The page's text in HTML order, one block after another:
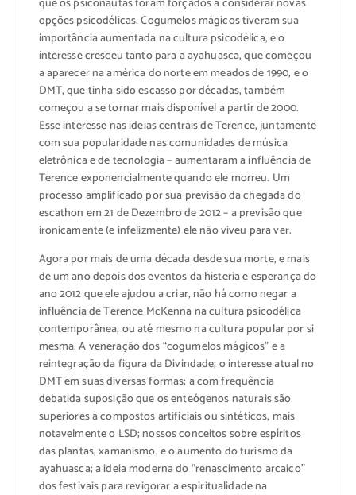
que os psiconautas foram forçados a considerar novas
opções psicodélicas. Cogumelos mágicos tiveram sua
importância aumentada na cultura psicodélica, e o
interesse cresceu tanto para a ayahuasca, que começou
a aparecer na américa do norte em meados de 1990, e o
DMT, que tinha sido escasso por décadas, também
começou a se tornar mais disponível a partir de 2000.
Esse interesse nas ideias centrais de Terence, juntamente
com sua popularidade nas comunidades de música
eletrônica e de tecnologia – aumentaram a influência de
Terence exponencialmente quando ele morreu. Um
processo amplificado por sua previsão da chegada do
escathon em 21 de Dezembro de 2012 – a previsão que
ironicamente (e infelizmente) ele não viveu para ver.
Agora por mais de uma década desde sua morte, e mais
de um ano depois dos eventos da histeria e esperança do
ano 2012 que ele ajudou a criar, não há como negar a
influência de Terence McKenna na cultura psicodélica
contemporânea, ou até mesmo na cultura popular por si
mesma. A veneração dos “cogumelos mágicos” e a
reintegração da figura da Divindade; o interesse atual no
DMT em suas diversas formas; a com frequência
debatida suposição que os enteógenos naturais são
superiores à compostos artificiais ou sintéticos, mais
notavelmente o LSD; nossos conceitos sobre espíritos
das plantas, xamanismo, e o aumento do turismo da
ayahuasca; a ideia moderna do “renascimento arcaico”
dos festivais para revigorar a espiritualidade na